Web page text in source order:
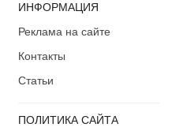
ИНФОРМАЦИЯ
Реклама на сайте
Контакты
Статьи
ПОЛИТИКА САЙТА